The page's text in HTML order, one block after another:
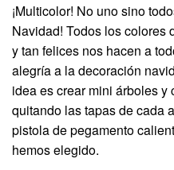
¡Multicolor! No uno sino
Navidad! Todos los colores
y tan felices nos hacen a
alegría a la decoración
idea es crear mini árboles
quitando las tapas de cada
pistola de pegamento
hemos elegido.